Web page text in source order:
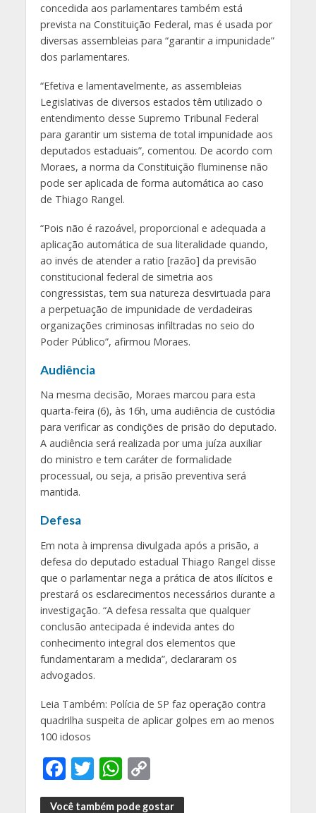
concedida aos parlamentares também está
prevista na Constituição Federal, mas é usada por
diversas assembleias para “garantir a impunidade”
dos parlamentares.
“Efetiva e lamentavelmente, as assembleias
Legislativas de diversos estados têm utilizado o
entendimento desse Supremo Tribunal Federal
para garantir um sistema de total impunidade aos
deputados estaduais”, comentou. De acordo com
Moraes, a norma da Constituição fluminense não
pode ser aplicada de forma automática ao caso
de Thiago Rangel.
“Pois não é razoável, proporcional e adequada a
aplicação automática de sua literalidade quando,
ao invés de atender a ratio [razão] da previsão
constitucional federal de simetria aos
congressistas, tem sua natureza desvirtuada para
a perpetuação de impunidade de verdadeiras
organizações criminosas infiltradas no seio do
Poder Público”, afirmou Moraes.
Audiência
Na mesma decisão, Moraes marcou para esta
quarta-feira (6), às 16h, uma audiência de custódia
para verificar as condições de prisão do deputado.
A audiência será realizada por uma juíza auxiliar
do ministro e tem caráter de formalidade
processual, ou seja, a prisão preventiva será
mantida.
Defesa
Em nota à imprensa divulgada após a prisão, a
defesa do deputado estadual Thiago Rangel disse
que o parlamentar nega a prática de atos ilícitos e
prestará os esclarecimentos necessários durante a
investigação. “A defesa ressalta que qualquer
conclusão antecipada é indevida antes do
conhecimento integral dos elementos que
fundamentaram a medida”, declararam os
advogados.
Leia Também: Polícia de SP faz operação contra
quadrilha suspeita de aplicar golpes em ao menos
100 idosos
F
ac
T
w
W
h
C
o
Você também pode gostar